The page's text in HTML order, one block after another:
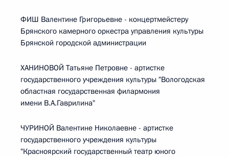
ФИШ Валентине Григорьевне - концертмейстеру
Брянского камерного оркестра управления культуры
Брянской городской администрации
ХАНИНОВОЙ Татьяне Петровне - артистке
государственного учреждения культуры "Вологодская
областная государственная филармония
имени В.А.Гаврилина"
ЧУРИНОЙ Валентине Николаевне - артистке
государственного учреждения культуры
"Красноярский государственный театр юного